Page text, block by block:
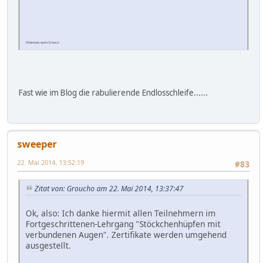
(Neinnein, warn Scherz)
Fast wie im Blog die rabulierende Endlosschleife......
sweeper
#83
22. Mai 2014, 13:52:19
Zitat von: Groucho am 22. Mai 2014, 13:37:47
Ok, also: Ich danke hiermit allen Teilnehmern im
Fortgeschrittenen-Lehrgang "Stöckchenhüpfen mit
verbundenen Augen". Zertifikate werden umgehend
ausgestellt.